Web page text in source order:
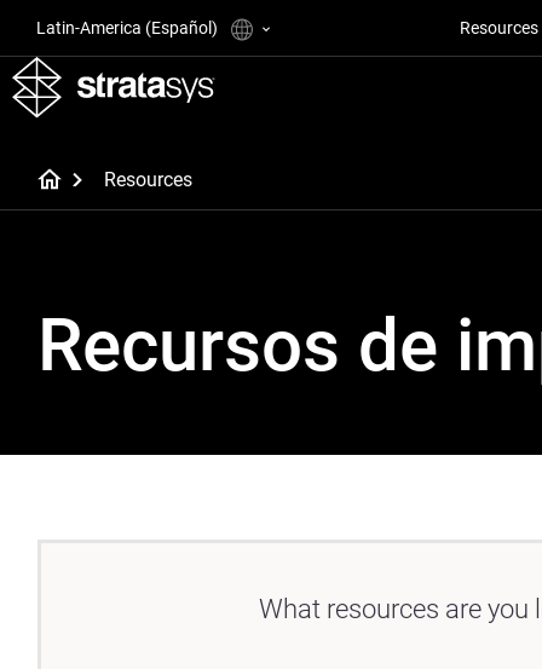
Latin-America (Español) Resources
Resources
Recursos de
What resources are you